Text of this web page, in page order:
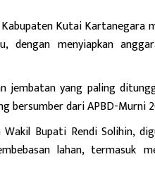
Kutai Kartanegara
dengan menyiapkan
jembatan yang paling
bersumber dari APBD-Murni
Bupati Rendi Solihin,
lahan, termasuk